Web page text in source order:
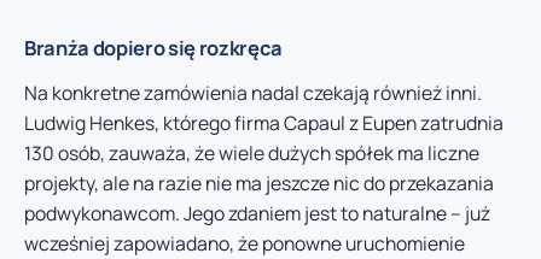
Branża dopiero się rozkręca
Na konkretne zamówienia nadal czekają również inni.
Ludwig Henkes, którego firma Capaul z Eupen zatrudnia
130 osób, zauważa, że wiele dużych spółek ma liczne
projekty, ale na razie nie ma jeszcze nic do przekazania
podwykonawcom. Jego zdaniem jest to naturalne – już
wcześniej zapowiadano, że ponowne uruchomienie